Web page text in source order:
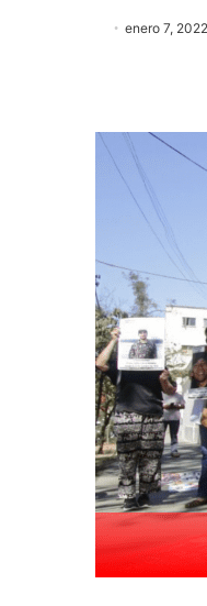
enero 7, 2022